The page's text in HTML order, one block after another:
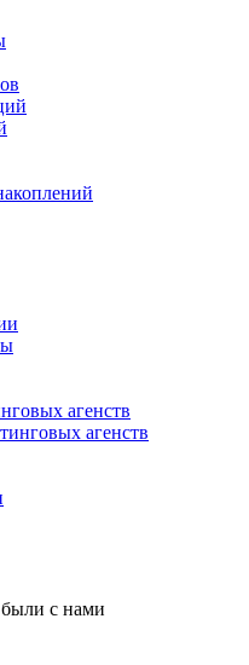
агенств
агенств
были с нами